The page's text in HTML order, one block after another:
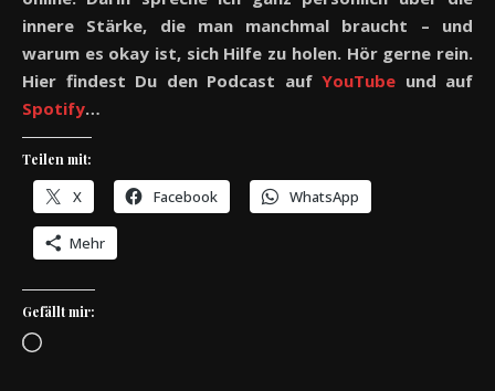
innere Stärke, die man manchmal braucht – und
warum es okay ist, sich Hilfe zu holen. Hör gerne rein.
Hier findest Du den Podcast auf YouTube und auf
Spotify…
Teilen mit:
X Facebook WhatsApp
Mehr
Gefällt mir:
Wird geladen …